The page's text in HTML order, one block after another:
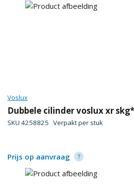
Voslux
Dubbele cilinder voslux xr
SKU 4258825 Verpakt per stuk
Prijs op aanvraag